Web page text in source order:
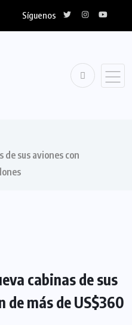
Síguenos
de sus aviones con
cabinas de sus
de más de US$360